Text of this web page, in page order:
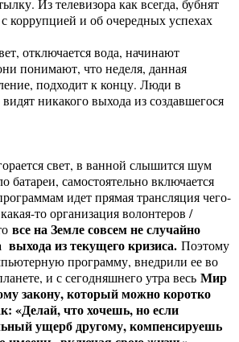
Из телевизора как всегда, бубнят
коррупцией и об очередных успехах
отключается вода, начинают
понимают, что неделя, данная
подходит к концу. Люди в
никакого выхода из создавшегося
свет, в ванной слышится шум
батареи, самостоятельно включается
идет прямая трансляция чего-
то организация волонтеров /
все на Земле совсем не случайно
выхода из текущего кризиса. Поэтому
программу, внедрили ее во
и с сегодняшнего утра весь Мир
закону, который можно коротко
«Делай, что хочешь, но если
ущерб другому, компенсируешь